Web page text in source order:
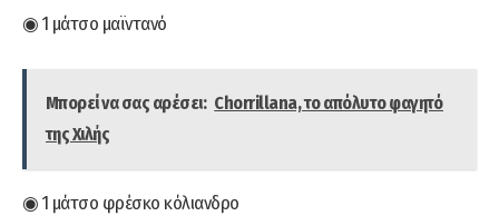
◉ 1 μάτσo μαϊντανό
Μπορεί να σας αρέσει: Chorrillana, το απόλυτο φαγητό
της Χιλής
◉ 1 μάτσο φρέσκο κόλιανδρο